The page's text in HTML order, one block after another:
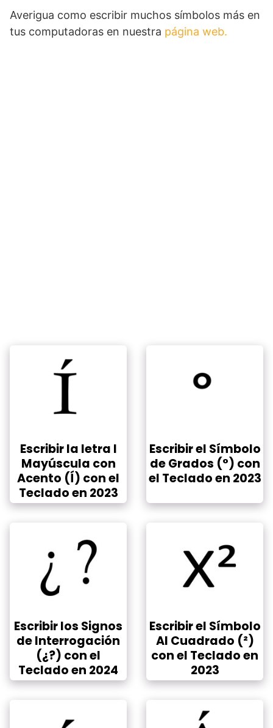
Averigua como escribir muchos símbolos más en
tus computadoras en nuestra página web.
Escribir la letra I
Mayúscula con
Acento (Í) con el
Teclado en 2023
Escribir el Símbolo
de Grados (°) con
el Teclado en 2023
Escribir los Signos
de Interrogación
(¿?) con el
Teclado en 2024
Escribir el Símbolo
Al Cuadrado (²)
con el Teclado en
2023